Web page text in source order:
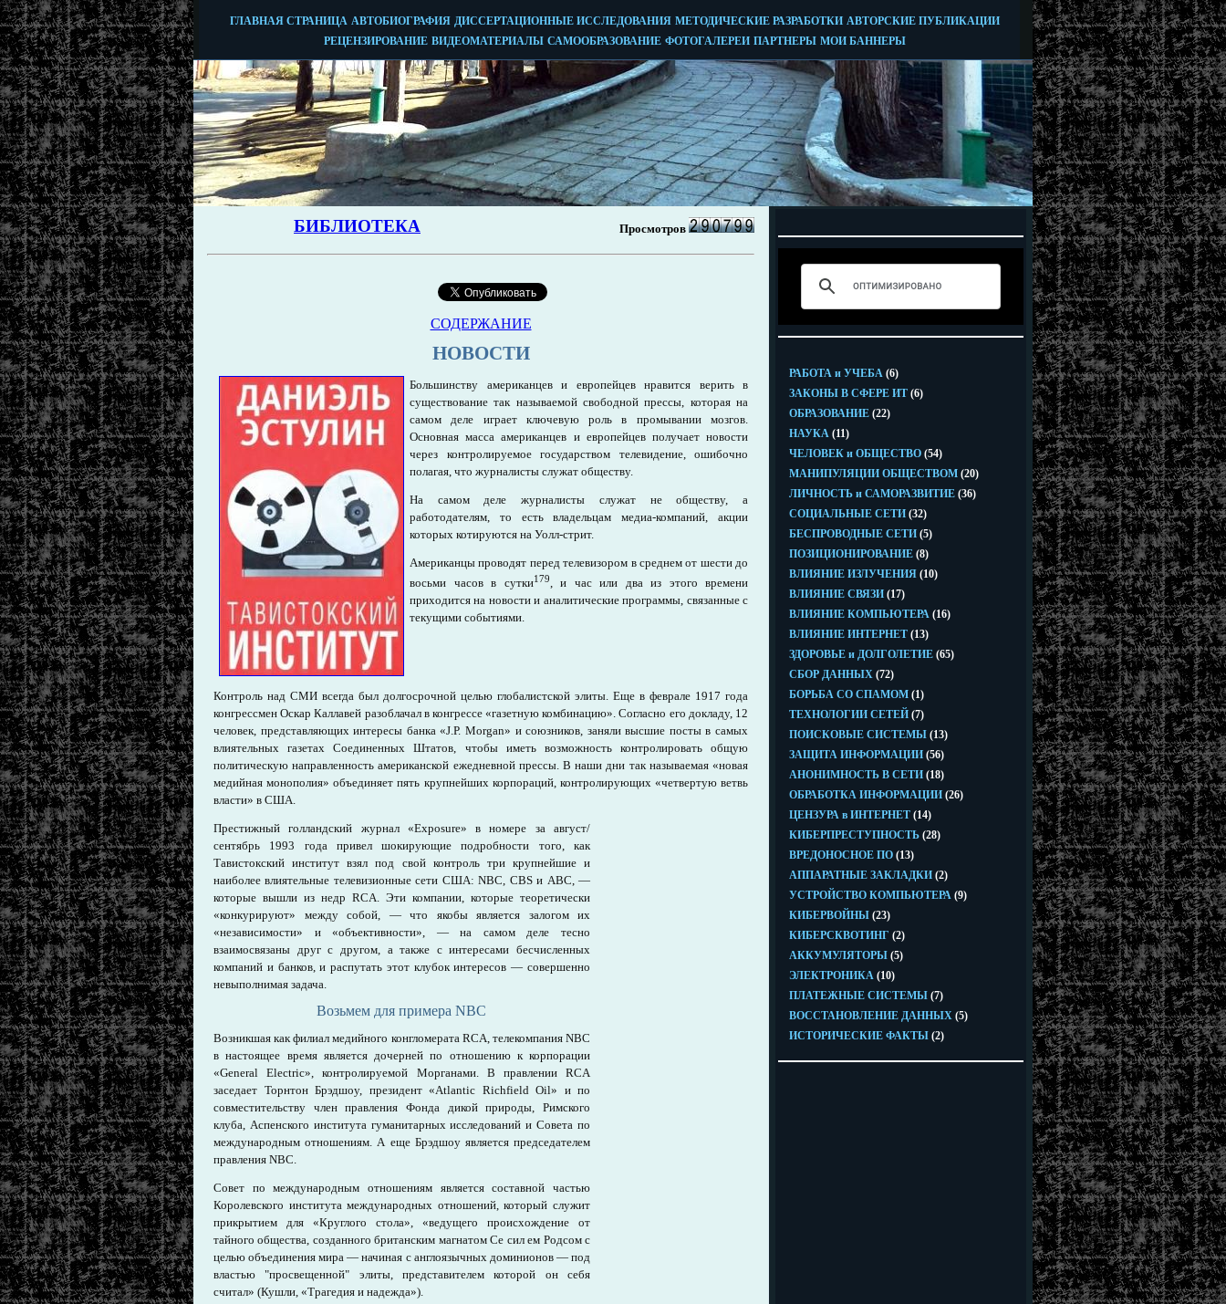
СОДЕРЖАНИЕ
НОВОСТИ
Большинству американцев и европейцев нравится верить в
существование так называемой свободной прессы, которая на
самом деле играет ключевую роль в промывании мозгов.
Основная масса американцев и европейцев получает новости
через контролируемое государством телевидение, ошибочно
полагая, что журналисты служат обществу.
На самом деле журналисты служат не обществу, а
работодателям, то есть владельцам медиа-компаний, акции
которых котируются на Уолл-стрит.
Американцы проводят перед телевизором в среднем от шести до
восьми часов в сутки179, и час или два из этого времени
приходится на новости и аналитические программы, связанные с
текущими событиями.
Контроль над СМИ всегда был долгосрочной целью глобалистской элиты. Еще в феврале 1917 года
конгрессмен Оскар Каллавей разоблачал в конгрессе «газетную комбинацию». Согласно его докладу, 12
человек, представляющих интересы банка «J.Р. Morgan» и союзников, заняли высшие посты в самых
влиятельных газетах Соединенных Штатов, чтобы иметь возможность контролировать общую
политическую направленность американской ежедневной прессы. В наши дни так называемая «новая
медийная монополия» объединяет пять крупнейших корпораций, контролирующих «четвертую ветвь
власти» в США.
Престижный голландский журнал «Exposure» в номере за август/
сентябрь 1993 года привел шокирующие подробности того, как
Тавистокский институт взял под свой контроль три крупнейшие и
наиболее влиятельные телевизионные сети США: NBC, CBS и ABC, —
которые вышли из недр RCA. Эти компании, которые теоретически
«конкурируют» между собой, — что якобы является залогом их
«независимости» и «объективности», — на самом деле тесно
взаимосвязаны друг с другом, а также с интересами бесчисленных
компаний и банков, и распутать этот клубок интересов — совершенно
невыполнимая задача.
Возьмем для примера NBC
Возникшая как филиал медийного конгломерата RCA, телекомпания NBC
в настоящее время является дочерней по отношению к корпорации
«General Electric», контролируемой Морганами. В правлении RCA
заседает Торнтон Брэдшоу, президент «Atlantic Richfield Oil» и по
совместительству член правления Фонда дикой природы, Римского
клуба, Аспенского института гуманитарных исследований и Совета по
международным отношениям. А еще Брэдшоу является председателем
правления NBC.
Совет по международным отношениям является составной частью
Королевского института международных отношений, который служит
прикрытием для «Круглого стола», «ведущего происхождение от
тайного общества, созданного британским магнатом Се сил ем Родсом с
целью объединения мира — начиная с англоязычных доминионов — под
властью "просвещенной" элиты, представителем которой он себя
считал» (Кушли, «Трагедия и надежда»).